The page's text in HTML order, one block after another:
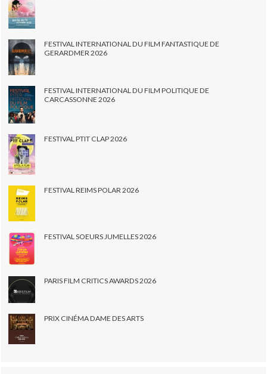
FESTIVAL INTERNATIONAL DU FILM FANTASTIQUE DE
GERARDMER 2026
FESTIVAL INTERNATIONAL DU FILM POLITIQUE DE
CARCASSONNE 2026
FESTIVAL PTIT CLAP 2026
FESTIVAL REIMS POLAR 2026
FESTIVAL SOEURS JUMELLES 2026
PARIS FILM CRITICS AWARDS 2026
PRIX CINÉMA DAME DES ARTS